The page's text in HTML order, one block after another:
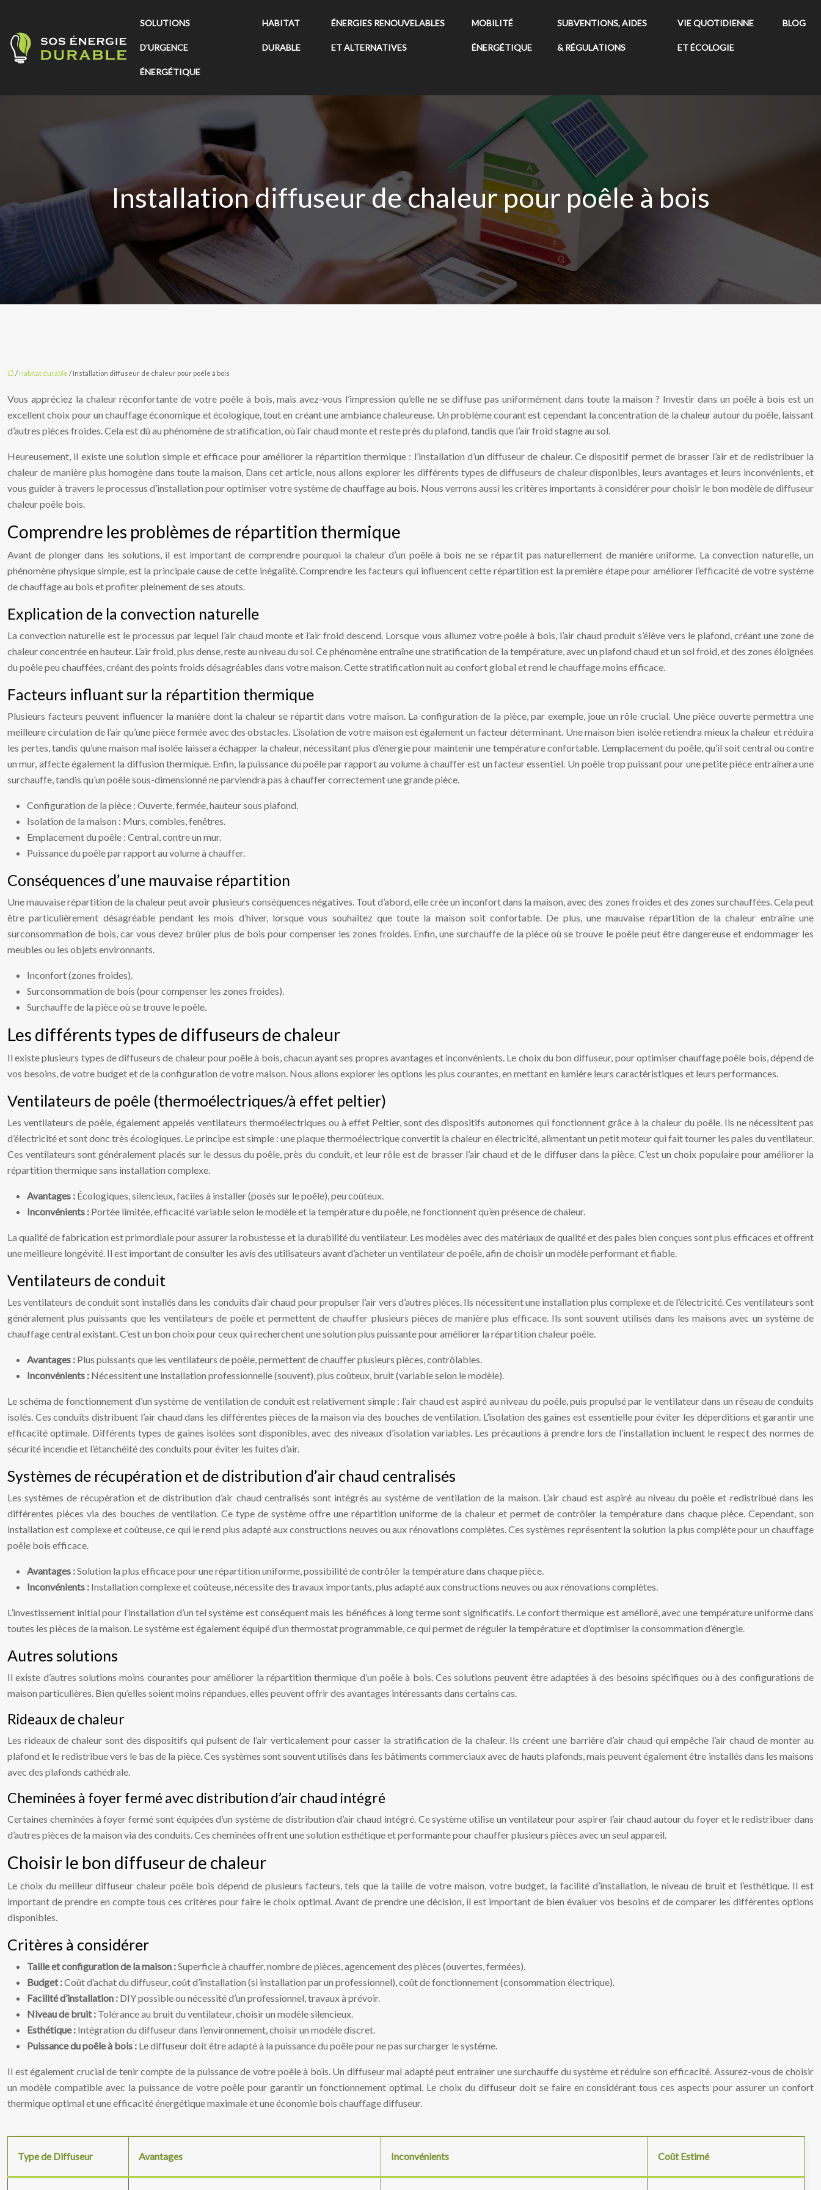
SOLUTIONS
D’URGENCE
ÉNERGÉTIQUE
HABITAT
DURABLE
ÉNERGIES RENOUVELABLES
ET ALTERNATIVES
MOBILITÉ
ÉNERGÉTIQUE
SUBVENTIONS, AIDES
& RÉGULATIONS
VIE QUOTIDIENNE
ET ÉCOLOGIE
BLOG
Installation diffuseur de chaleur pour poêle à bois
/ Habitat durable / Installation diffuseur de chaleur pour poêle à bois
Vous appréciez la chaleur réconfortante de votre poêle à bois, mais avez-vous l’impression qu’elle ne se diffuse pas uniformément dans toute la maison ? Investir dans un poêle à bois est un
excellent choix pour un chauffage économique et écologique, tout en créant une ambiance chaleureuse. Un problème courant est cependant la concentration de la chaleur autour du poêle, laissant
d’autres pièces froides. Cela est dû au phénomène de stratification, où l’air chaud monte et reste près du plafond, tandis que l’air froid stagne au sol.
Heureusement, il existe une solution simple et efficace pour améliorer la répartition thermique : l’installation d’un diffuseur de chaleur. Ce dispositif permet de brasser l’air et de redistribuer la
chaleur de manière plus homogène dans toute la maison. Dans cet article, nous allons explorer les différents types de diffuseurs de chaleur disponibles, leurs avantages et leurs inconvénients, et
vous guider à travers le processus d’installation pour optimiser votre système de chauffage au bois. Nous verrons aussi les critères importants à considérer pour choisir le bon modèle de diffuseur
chaleur poêle bois.
Comprendre les problèmes de répartition thermique
Avant de plonger dans les solutions, il est important de comprendre pourquoi la chaleur d’un poêle à bois ne se répartit pas naturellement de manière uniforme. La convection naturelle, un
phénomène physique simple, est la principale cause de cette inégalité. Comprendre les facteurs qui influencent cette répartition est la première étape pour améliorer l’efficacité de votre système
de chauffage au bois et profiter pleinement de ses atouts.
Explication de la convection naturelle
La convection naturelle est le processus par lequel l’air chaud monte et l’air froid descend. Lorsque vous allumez votre poêle à bois, l’air chaud produit s’élève vers le plafond, créant une zone de
chaleur concentrée en hauteur. L’air froid, plus dense, reste au niveau du sol. Ce phénomène entraîne une stratification de la température, avec un plafond chaud et un sol froid, et des zones éloignées
du poêle peu chauffées, créant des points froids désagréables dans votre maison. Cette stratification nuit au confort global et rend le chauffage moins efficace.
Facteurs influant sur la répartition thermique
Plusieurs facteurs peuvent influencer la manière dont la chaleur se répartit dans votre maison. La configuration de la pièce, par exemple, joue un rôle crucial. Une pièce ouverte permettra une
meilleure circulation de l’air qu’une pièce fermée avec des obstacles. L’isolation de votre maison est également un facteur déterminant. Une maison bien isolée retiendra mieux la chaleur et réduira
les pertes, tandis qu’une maison mal isolée laissera échapper la chaleur, nécessitant plus d’énergie pour maintenir une température confortable. L’emplacement du poêle, qu’il soit central ou contre
un mur, affecte également la diffusion thermique. Enfin, la puissance du poêle par rapport au volume à chauffer est un facteur essentiel. Un poêle trop puissant pour une petite pièce entraînera une
surchauffe, tandis qu’un poêle sous-dimensionné ne parviendra pas à chauffer correctement une grande pièce.
Configuration de la pièce : Ouverte, fermée, hauteur sous plafond.
Isolation de la maison : Murs, combles, fenêtres.
Emplacement du poêle : Central, contre un mur.
Puissance du poêle par rapport au volume à chauffer.
Conséquences d’une mauvaise répartition
Une mauvaise répartition de la chaleur peut avoir plusieurs conséquences négatives. Tout d’abord, elle crée un inconfort dans la maison, avec des zones froides et des zones surchauffées. Cela peut
être particulièrement désagréable pendant les mois d’hiver, lorsque vous souhaitez que toute la maison soit confortable. De plus, une mauvaise répartition de la chaleur entraîne une
surconsommation de bois, car vous devez brûler plus de bois pour compenser les zones froides. Enfin, une surchauffe de la pièce où se trouve le poêle peut être dangereuse et endommager les
meubles ou les objets environnants.
Inconfort (zones froides).
Surconsommation de bois (pour compenser les zones froides).
Surchauffe de la pièce où se trouve le poêle.
Les différents types de diffuseurs de chaleur
Il existe plusieurs types de diffuseurs de chaleur pour poêle à bois, chacun ayant ses propres avantages et inconvénients. Le choix du bon diffuseur, pour optimiser chauffage poêle bois, dépend de
vos besoins, de votre budget et de la configuration de votre maison. Nous allons explorer les options les plus courantes, en mettant en lumière leurs caractéristiques et leurs performances.
Ventilateurs de poêle (thermoélectriques/à effet peltier)
Les ventilateurs de poêle, également appelés ventilateurs thermoélectriques ou à effet Peltier, sont des dispositifs autonomes qui fonctionnent grâce à la chaleur du poêle. Ils ne nécessitent pas
d’électricité et sont donc très écologiques. Le principe est simple : une plaque thermoélectrique convertit la chaleur en électricité, alimentant un petit moteur qui fait tourner les pales du ventilateur.
Ces ventilateurs sont généralement placés sur le dessus du poêle, près du conduit, et leur rôle est de brasser l’air chaud et de le diffuser dans la pièce. C’est un choix populaire pour améliorer la
répartition thermique sans installation complexe.
Avantages : Écologiques, silencieux, faciles à installer (posés sur le poêle), peu coûteux.
Inconvénients : Portée limitée, efficacité variable selon le modèle et la température du poêle, ne fonctionnent qu’en présence de chaleur.
La qualité de fabrication est primordiale pour assurer la robustesse et la durabilité du ventilateur. Les modèles avec des matériaux de qualité et des pales bien conçues sont plus efficaces et offrent
une meilleure longévité. Il est important de consulter les avis des utilisateurs avant d’acheter un ventilateur de poêle, afin de choisir un modèle performant et fiable.
Ventilateurs de conduit
Les ventilateurs de conduit sont installés dans les conduits d’air chaud pour propulser l’air vers d’autres pièces. Ils nécessitent une installation plus complexe et de l’électricité. Ces ventilateurs sont
généralement plus puissants que les ventilateurs de poêle et permettent de chauffer plusieurs pièces de manière plus efficace. Ils sont souvent utilisés dans les maisons avec un système de
chauffage central existant. C’est un bon choix pour ceux qui recherchent une solution plus puissante pour améliorer la répartition chaleur poêle.
Avantages : Plus puissants que les ventilateurs de poêle, permettent de chauffer plusieurs pièces, contrôlables.
Inconvénients : Nécessitent une installation professionnelle (souvent), plus coûteux, bruit (variable selon le modèle).
Le schéma de fonctionnement d’un système de ventilation de conduit est relativement simple : l’air chaud est aspiré au niveau du poêle, puis propulsé par le ventilateur dans un réseau de conduits
isolés. Ces conduits distribuent l’air chaud dans les différentes pièces de la maison via des bouches de ventilation. L’isolation des gaines est essentielle pour éviter les déperditions et garantir une
efficacité optimale. Différents types de gaines isolées sont disponibles, avec des niveaux d’isolation variables. Les précautions à prendre lors de l’installation incluent le respect des normes de
sécurité incendie et l’étanchéité des conduits pour éviter les fuites d’air.
Systèmes de récupération et de distribution d’air chaud centralisés
Les systèmes de récupération et de distribution d’air chaud centralisés sont intégrés au système de ventilation de la maison. L’air chaud est aspiré au niveau du poêle et redistribué dans les
différentes pièces via des bouches de ventilation. Ce type de système offre une répartition uniforme de la chaleur et permet de contrôler la température dans chaque pièce. Cependant, son
installation est complexe et coûteuse, ce qui le rend plus adapté aux constructions neuves ou aux rénovations complètes. Ces systèmes représentent la solution la plus complète pour un chauffage
poêle bois efficace.
Avantages :Solution la plus efficace pour une répartition uniforme, possibilité de contrôler la température dans chaque pièce.
Inconvénients : Installation complexe et coûteuse, nécessite des travaux importants, plus adapté aux constructions neuves ou aux rénovations complètes.
L’investissement initial pour l’installation d’un tel système est conséquent mais les bénéfices à long terme sont significatifs. Le confort thermique est amélioré, avec une température uniforme dans
toutes les pièces de la maison. Le système est également équipé d’un thermostat programmable, ce qui permet de réguler la température et d’optimiser la consommation d’énergie.
Autres solutions
Il existe d’autres solutions moins courantes pour améliorer la répartition thermique d’un poêle à bois. Ces solutions peuvent être adaptées à des besoins spécifiques ou à des configurations de
maison particulières. Bien qu’elles soient moins répandues, elles peuvent offrir des avantages intéressants dans certains cas.
Rideaux de chaleur
Les rideaux de chaleur sont des dispositifs qui pulsent de l’air verticalement pour casser la stratification de la chaleur. Ils créent une barrière d’air chaud qui empêche l’air chaud de monter au
plafond et le redistribue vers le bas de la pièce. Ces systèmes sont souvent utilisés dans les bâtiments commerciaux avec de hauts plafonds, mais peuvent également être installés dans les maisons
avec des plafonds cathédrale.
Cheminées à foyer fermé avec distribution d’air chaud intégré
Certaines cheminées à foyer fermé sont équipées d’un système de distribution d’air chaud intégré. Ce système utilise un ventilateur pour aspirer l’air chaud autour du foyer et le redistribuer dans
d’autres pièces de la maison via des conduits. Ces cheminées offrent une solution esthétique et performante pour chauffer plusieurs pièces avec un seul appareil.
Choisir le bon diffuseur de chaleur
Le choix du meilleur diffuseur chaleur poêle bois dépend de plusieurs facteurs, tels que la taille de votre maison, votre budget, la facilité d’installation, le niveau de bruit et l’esthétique. Il est
important de prendre en compte tous ces critères pour faire le choix optimal. Avant de prendre une décision, il est important de bien évaluer vos besoins et de comparer les différentes options
disponibles.
Critères à considérer
Taille et configuration de la maison :Superficie à chauffer, nombre de pièces, agencement des pièces (ouvertes, fermées).
Budget :Coût d’achat du diffuseur, coût d’installation (si installation par un professionnel), coût de fonctionnement (consommation électrique).
Facilité d’installation : DIY possible ou nécessité d’un professionnel, travaux à prévoir.
Niveau de bruit : Tolérance au bruit du ventilateur, choisir un modèle silencieux.
Esthétique : Intégration du diffuseur dans l’environnement, choisir un modèle discret.
Puissance du poêle à bois : Le diffuseur doit être adapté à la puissance du poêle pour ne pas surcharger le système.
Il est également crucial de tenir compte de la puissance de votre poêle à bois. Un diffuseur mal adapté peut entraîner une surchauffe du système et réduire son efficacité. Assurez-vous de choisir
un modèle compatible avec la puissance de votre poêle pour garantir un fonctionnement optimal. Le choix du diffuseur doit se faire en considérant tous ces aspects pour assurer un confort
thermique optimal et une efficacité énergétique maximale et une économie bois chauffage diffuseur.
Type de Diffuseur Avantages Inconvénients Coût Estimé